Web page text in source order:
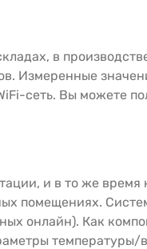
в
Измеренные
сеть. Вы можете
и в то же
помещениях.
онлайн). Как
температуры/